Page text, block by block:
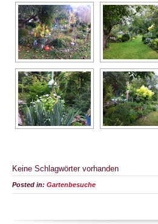
Keine Schlagwörter vorhanden
Posted in: Gartenbesuche